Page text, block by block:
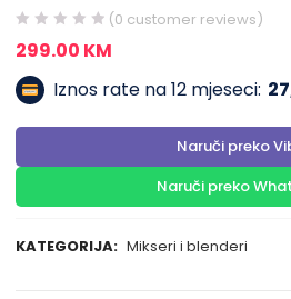
(0 customer reviews)
299.00 KM
Iznos rate na 12 mjeseci:
Naruči preko
Naruči preko
KATEGORIJA: Mikseri i blenderi